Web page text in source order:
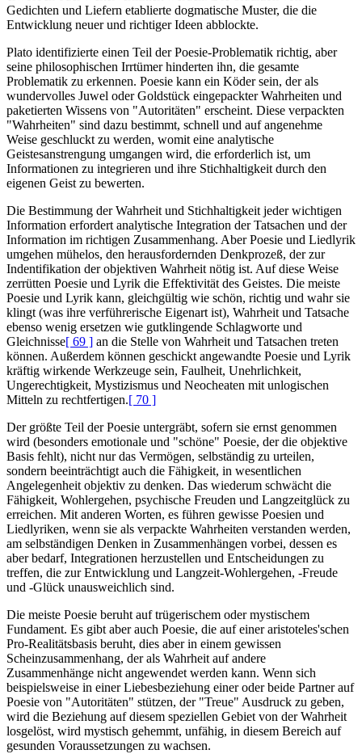
Gedichten und Liefern etablierte dogmatische Muster, die die
Entwicklung neuer und richtiger Ideen abblockte.
Plato identifizierte einen Teil der Poesie-Problematik richtig, aber
seine philosophischen Irrtümer hinderten ihn, die gesamte
Problematik zu erkennen. Poesie kann ein Köder sein, der als
wundervolles Juwel oder Goldstück eingepackter Wahrheiten und
paketierten Wissens von "Autoritäten" erscheint. Diese verpackten
"Wahrheiten" sind dazu bestimmt, schnell und auf angenehme
Weise geschluckt zu werden, womit eine analytische
Geistesanstrengung umgangen wird, die erforderlich ist, um
Informationen zu integrieren und ihre Stichhaltigkeit durch den
eigenen Geist zu bewerten.
Die Bestimmung der Wahrheit und Stichhaltigkeit jeder wichtigen
Information erfordert analytische Integration der Tatsachen und der
Information im richtigen Zusammenhang. Aber Poesie und Liedlyrik
umgehen mühelos, den herausfordernden Denkprozeß, der zur
Indentifikation der objektiven Wahrheit nötig ist. Auf diese Weise
zerrütten Poesie und Lyrik die Effektivität des Geistes. Die meiste
Poesie und Lyrik kann, gleichgültig wie schön, richtig und wahr sie
klingt (was ihre verführerische Eigenart ist), Wahrheit und Tatsache
ebenso wenig ersetzen wie gutklingende Schlagworte und
Gleichnisse[ 69 ] an die Stelle von Wahrheit und Tatsachen treten
können. Außerdem können geschickt angewandte Poesie und Lyrik
kräftig wirkende Werkzeuge sein, Faulheit, Unehrlichkeit,
Ungerechtigkeit, Mystizismus und Neocheaten mit unlogischen
Mitteln zu rechtfertigen.[ 70 ]
Der größte Teil der Poesie untergräbt, sofern sie ernst genommen
wird (besonders emotionale und "schöne" Poesie, der die objektive
Basis fehlt), nicht nur das Vermögen, selbständig zu urteilen,
sondern beeinträchtigt auch die Fähigkeit, in wesentlichen
Angelegenheit objektiv zu denken. Das wiederum schwächt die
Fähigkeit, Wohlergehen, psychische Freuden und Langzeitglück zu
erreichen. Mit anderen Worten, es führen gewisse Poesien und
Liedlyriken, wenn sie als verpackte Wahrheiten verstanden werden,
am selbständigen Denken in Zusammenhängen vorbei, dessen es
aber bedarf, Integrationen herzustellen und Entscheidungen zu
treffen, die zur Entwicklung und Langzeit-Wohlergehen, -Freude
und -Glück unausweichlich sind.
Die meiste Poesie beruht auf trügerischem oder mystischem
Fundament. Es gibt aber auch Poesie, die auf einer aristoteles'schen
Pro-Realitätsbasis beruht, dies aber in einem gewissen
Scheinzusammenhang, der als Wahrheit auf andere
Zusammenhänge nicht angewendet werden kann. Wenn sich
beispielsweise in einer Liebesbeziehung einer oder beide Partner auf
Poesie von "Autoritäten" stützen, der "Treue" Ausdruck zu geben,
wird die Beziehung auf diesem speziellen Gebiet von der Wahrheit
losgelöst, wird mystisch gehemmt, unfähig, in diesem Bereich auf
gesunden Voraussetzungen zu wachsen.